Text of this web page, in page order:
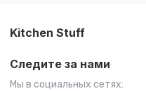
Kitchen Stuff
Следите за нами
Мы в социальных сетях: